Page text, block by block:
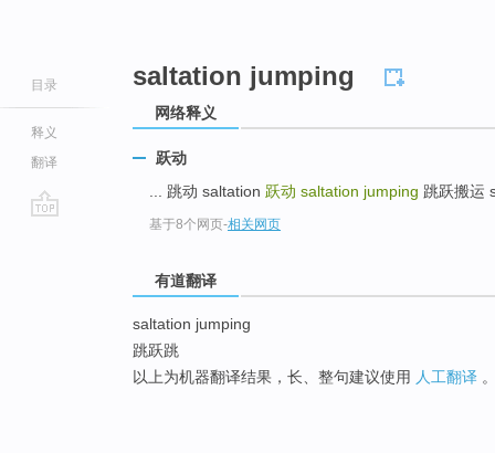
目录
释义
翻译
saltation jumping
网络释义
跃动
... 跳动 saltation 跃动 saltation jumping 跳跃搬运
基于8个网页-相关网页
有道翻译
saltation jumping
跳跃跳
以上为机器翻译结果，长、整句建议使用 人工翻译